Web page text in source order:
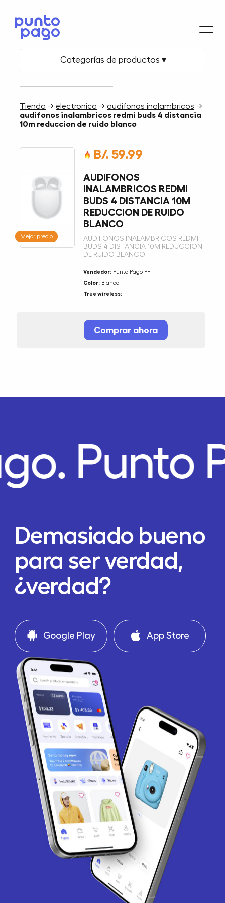
Categorías de productos ▾
Tienda →electronica →audifonos inalambricos →
audifonos inalambricos redmi buds 4 distancia
10m reduccion de ruido blanco
Mejor precio
B/. 59.99
AUDIFONOS
INALAMBRICOS REDMI
BUDS 4 DISTANCIA 10M
REDUCCION DE RUIDO
BLANCO
AUDIFONOS INALAMBRICOS REDMI
BUDS 4 DISTANCIA 10M REDUCCION
DE RUIDO BLANCO
Vendedor: Punto Pago PF
Color: Blanco
True wireless:
Comprar ahora
Punto
Demasiado bueno
para ser verdad,
¿verdad?
Google Play App Store